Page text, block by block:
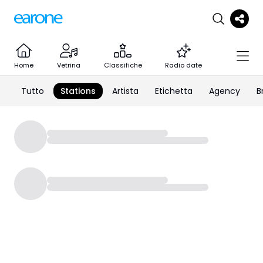
Home Vetrina Classifiche Radio date
Tutto Stations Artista Etichetta Agency